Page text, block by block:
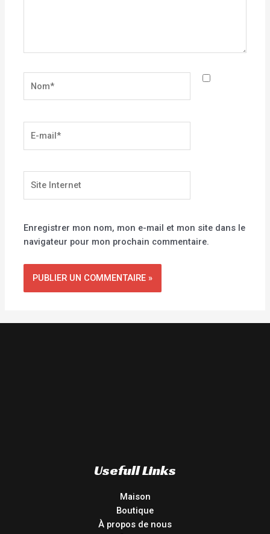
mail*
Internet
Enregistrer mon nom, mon e-mail et mon site dans le
navigateur pour mon prochain commentaire.
Usefull Links
Maison
Boutique
À propos de nous